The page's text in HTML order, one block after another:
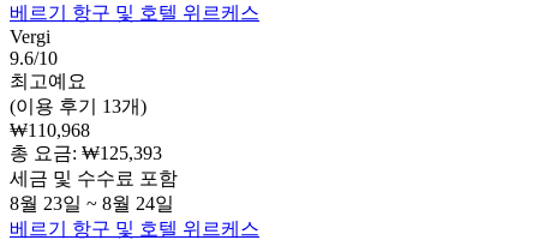
베르기 항구 및 호텔 위르케스
Vergi
9.6/10
최고예요
(이용 후기 13개)
₩110,968
총 요금: ₩125,393
세금 및 수수료 포함
8월 23일 ~ 8월 24일
베르기 항구 및 호텔 위르케스